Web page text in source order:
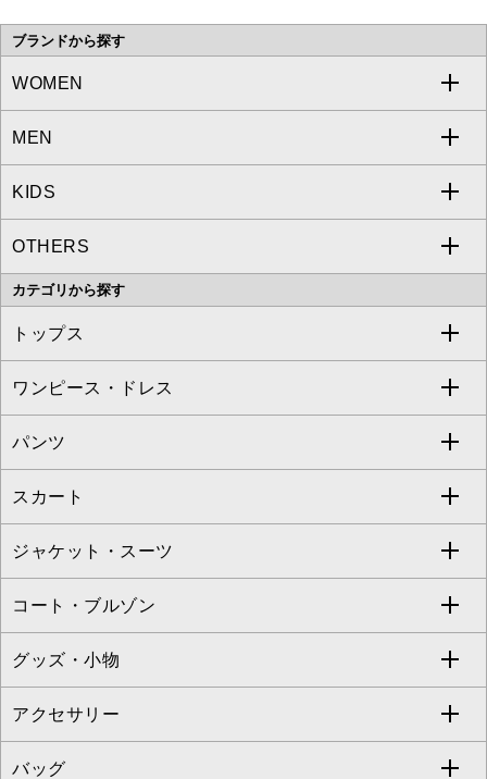
ブランドから探す
WOMEN
a.v.v
MICHEL KLEIN
MK MICHEL KLEIN
OFUON le MK
MEN
a.v.v
MICHEL KLEIN HOMME
MK MICHEL KLEIN HOMME
KIDS
a.v.v
OTHERS
MK MICHEL KLEIN BAG
カテゴリから探す
トップス
すべてのトップス
カットソー・Tシャツ
ブラウス・シャツ
ニット・セーター
カーディガン
アンサンブルセット
ベスト・ジレ
パーカー
ワンピース・ドレス
すべてのワンピース・ドレス
ワンピース
ドレス
チュニック
ジャンパースカート
その他のワンピース・ドレス
パンツ
すべてのパンツ
フルレングスパンツ
クロップド・半端丈パンツ
ガウチョ・ワイドパンツ
ハーフ・ショート丈パンツ
サロペット・オールインワン
スカート
すべてのスカート
ロング・マキシ丈スカート
ひざ丈スカート
ミモレ丈スカート
ショート・ミニ丈スカート
ジャケット・スーツ
すべてのジャケット・スーツ
テーラードジャケット
ノーカラージャケット
セットアップ
コート・ブルゾン
すべてのコート・ブルゾン
トレンチコート
ピーコート
グッズ・小物
すべてのグッズ・小物
マスク
アクセサリー
すべてのアクセサリー
バッグ